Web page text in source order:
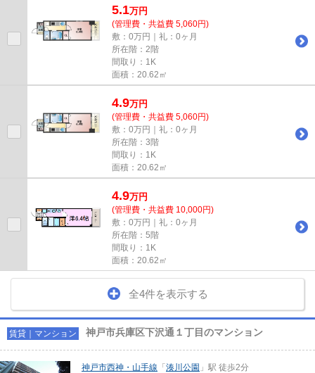
5.1万円
(管理費・共益費 5,060円)
敷：0万円｜礼：0ヶ月
所在階：2階
間取り：1K
面積：20.62㎡
4.9万円
(管理費・共益費 5,060円)
敷：0万円｜礼：0ヶ月
所在階：3階
間取り：1K
面積：20.62㎡
4.9万円
(管理費・共益費 10,000円)
敷：0万円｜礼：0ヶ月
所在階：5階
間取り：1K
面積：20.62㎡
全4件を表示する
賃貸｜マンション 神戸市兵庫区下沢通１丁目のマンション
神戸市西神・山手線 「 湊川公園 」駅 徒歩2分